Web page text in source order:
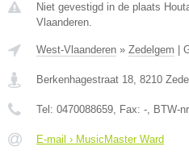
Niet gevestigd in de plaats
Vlaanderen.
West-Vlaanderen » Zedelgem
Berkenhagestraat 18, 8210
Tel: 0470088659, Fax: -, BTW-
E-mail › MusicMaster Ward